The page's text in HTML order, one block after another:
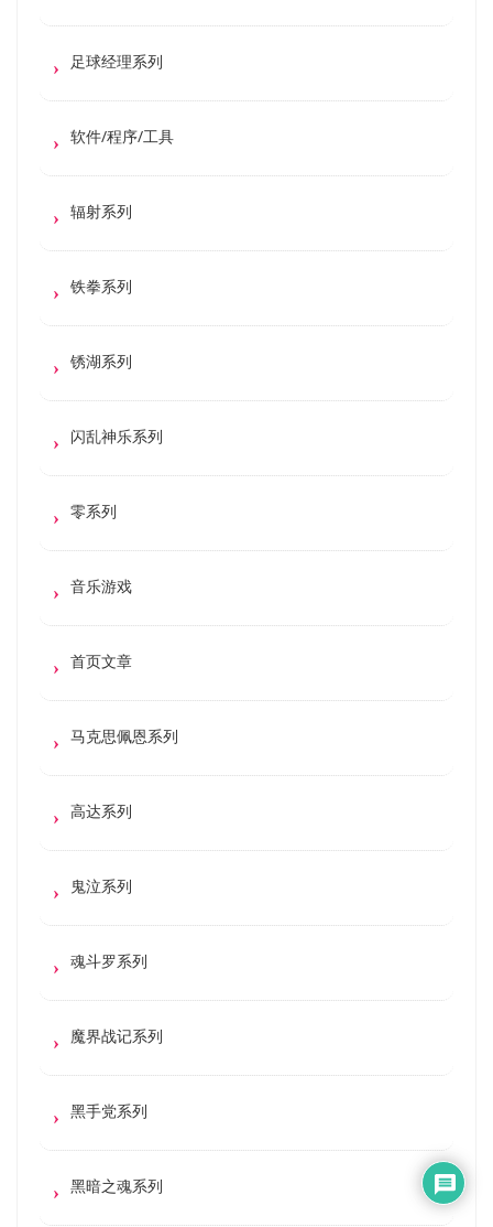
足球经理系列
软件/程序/工具
辐射系列
铁拳系列
锈湖系列
闪乱神乐系列
零系列
音乐游戏
首页文章
马克思佩恩系列
高达系列
鬼泣系列
魂斗罗系列
魔界战记系列
黑手党系列
黑暗之魂系列